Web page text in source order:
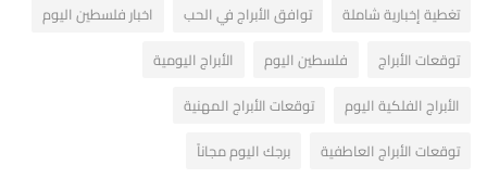
تغطية إخبارية شاملة
توافق الأبراج في الحب
اخبار فلسطين اليوم
توقعات الأبراج
فلسطين اليوم
الأبراج اليومية
الأبراج الفلكية اليوم
توقعات الأبراج المهنية
توقعات الأبراج العاطفية
برجك اليوم مجاناً